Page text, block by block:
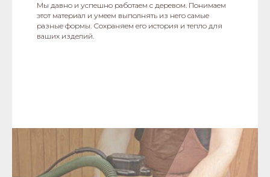
Мы давно и успешно работаем с деревом. Понимаем
этот материал и умеем выполнять из него самые
разные формы. Сохраняем его история и тепло для
ваших изделий.